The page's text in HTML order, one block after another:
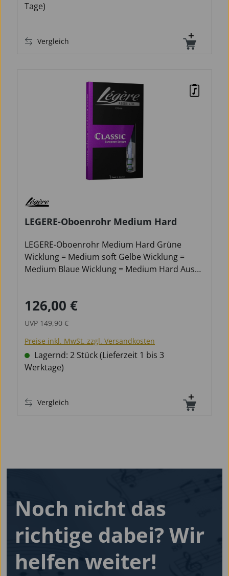
Tage)
Vergleich
LEGERE-Oboenrohr Medium Hard
LEGERE-Oboenrohr Medium Hard Grüne
Wicklung = Medium soft Gelbe Wicklung =
Medium Blaue Wicklung = Medium Hard Aus
Verkaufspreis:
126,00 €
UVP 149,90 €
Preise inkl. MwSt. zzgl. Versandkosten
Lagernd: 2 Stück (Lieferzeit 1 bis 3
Werktage)
Vergleich
Noch nicht das
richtige dabei? Wir
helfen weiter!